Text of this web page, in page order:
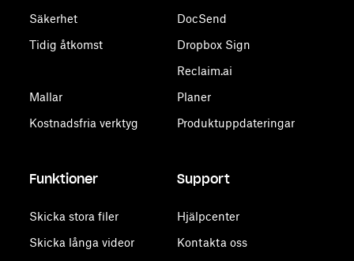
Säkerhet
Tidig åtkomst
Mallar
Kostnadsfria verktyg
DocSend
Dropbox Sign
Reclaim.ai
Planer
Produktuppdateringar
Funktioner
Skicka stora filer
Skicka långa videor
Support
Hjälpcenter
Kontakta oss